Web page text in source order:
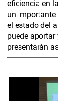
eficiencia en
un importante
el estado del
puede
presentarán